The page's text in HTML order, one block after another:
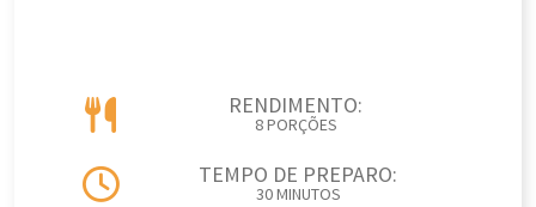
RENDIMENTO:
8 PORÇÕES
TEMPO DE PREPARO:
30 MINUTOS